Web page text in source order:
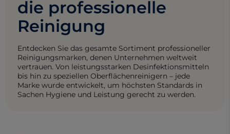
die professionelle
Reinigung
Entdecken Sie das gesamte Sortiment professioneller
Reinigungsmarken, denen Unternehmen weltweit
vertrauen. Von leistungsstarken Desinfektionsmitteln
bis hin zu speziellen Oberflächenreinigern – jede
Marke wurde entwickelt, um höchsten Standards in
Sachen Hygiene und Leistung gerecht zu werden.